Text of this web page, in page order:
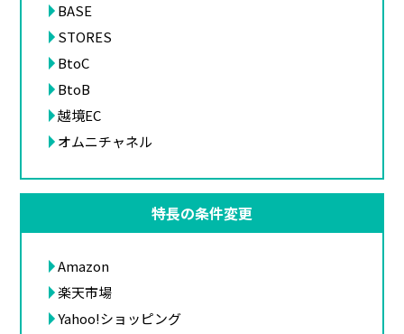
BASE
STORES
BtoC
BtoB
越境EC
オムニチャネル
特長の条件変更
Amazon
楽天市場
Yahoo!ショッピング